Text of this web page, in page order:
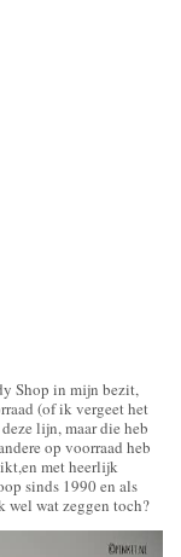
Shop in mijn bezit,
(of ik vergeet het
lijn, maar die heb
op voorraad heb
met heerlijk
sinds 1990 en als
wel wat zeggen toch?